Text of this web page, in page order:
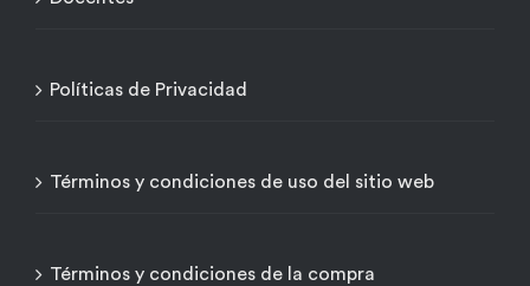
Políticas de Privacidad
Términos y condiciones de uso del sitio web
Términos y condiciones de la compra